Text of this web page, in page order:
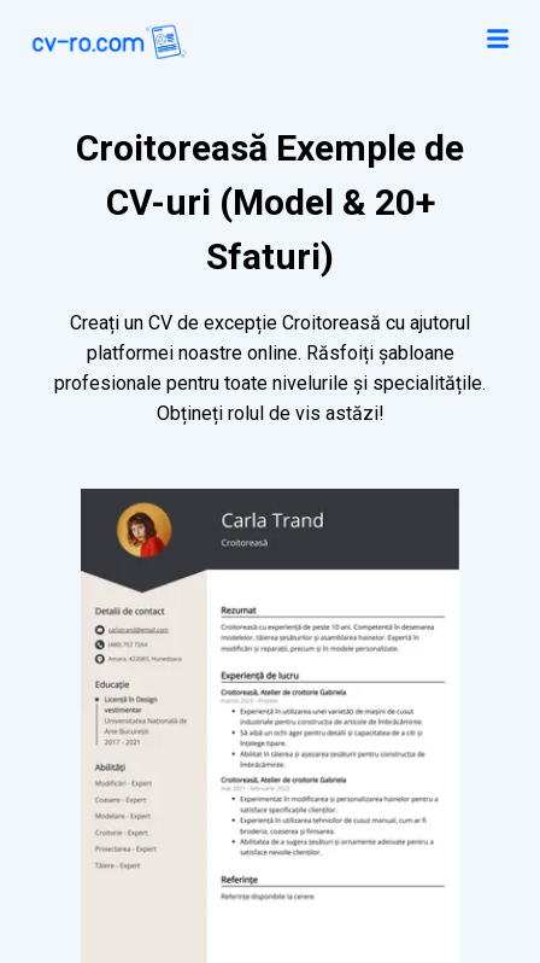
Croitoreasă Exemple de
CV-uri (Model & 20+
Sfaturi)
Creați un CV de excepție Croitoreasă cu ajutorul
platformei noastre online. Răsfoiți șabloane
profesionale pentru toate nivelurile și specialitățile.
Obțineți rolul de vis astăzi!